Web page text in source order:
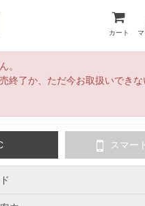
カート
。
終了か、ただ今お取扱いできな
スマー